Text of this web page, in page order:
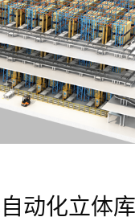
动化立体库